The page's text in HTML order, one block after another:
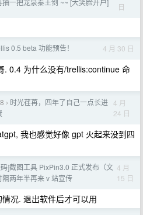
日
0.5 beta 功能预告！ 4 月 30 日
. 0.4 为什么没有/trellis:continue 命
› 时光荏苒，四年了自己一点长进 4 月
24 日
我也感觉好像 gpt 火起来没到四
]截图工具 PixPin3.0 正式发布（文
两年半再来 v 站宣传
4 月
15 日
况. 退出软件后才可以用